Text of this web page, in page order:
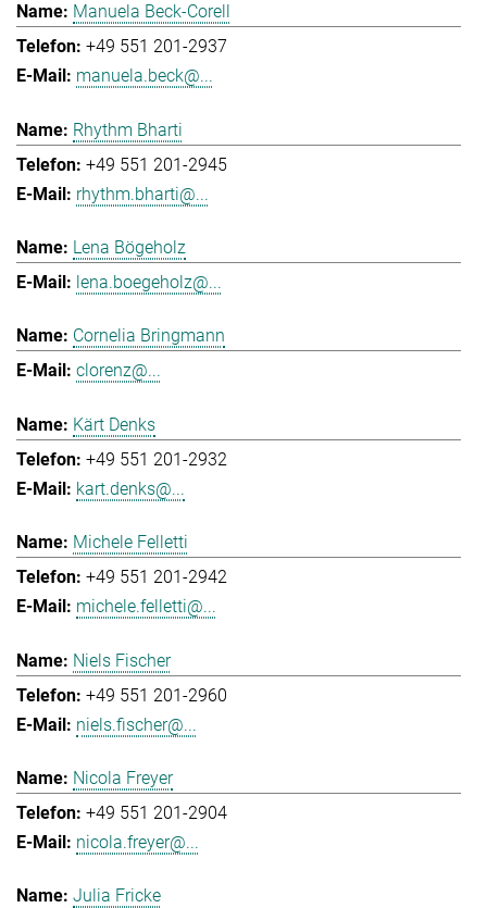
Manuela Beck-Corell
+49 551 201-2937
manuela.beck@...
Rhythm Bharti
+49 551 201-2945
rhythm.bharti@...
Lena Bögeholz
lena.boegeholz@...
Cornelia Bringmann
clorenz@...
Kärt Denks
+49 551 201-2932
kart.denks@...
Michele Felletti
+49 551 201-2942
michele.felletti@...
Niels Fischer
+49 551 201-2960
niels.fischer@...
Nicola Freyer
+49 551 201-2904
nicola.freyer@...
Julia Fricke